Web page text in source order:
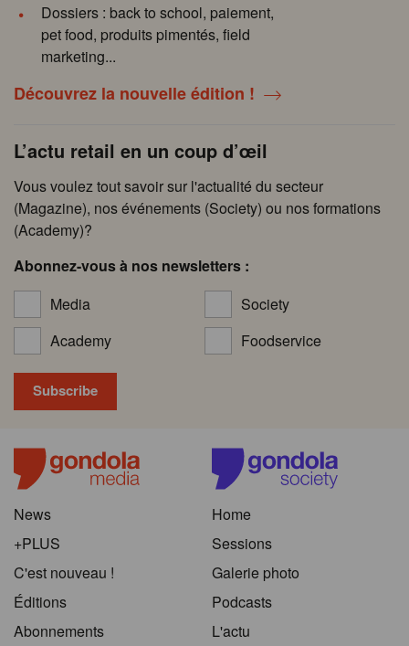
Dossiers : back to school, paiement,
pet food, produits pimentés, field
marketing...
Découvrez la nouvelle édition !
L’actu retail en un coup d’œil
Vous voulez tout savoir sur l'actualité du secteur
(Magazine), nos événements (Society) ou nos formations
(Academy)?
Abonnez-vous à nos newsletters :
Media
Society
Academy
Foodservice
News
+PLUS
C'est nouveau !
Éditions
Abonnements
Home
Sessions
Galerie photo
Podcasts
L'actu